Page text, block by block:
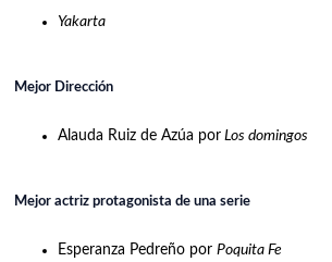
Yakarta
Mejor Dirección
Alauda Ruiz de Azúa por Los domingos
Mejor actriz protagonista de una serie
Esperanza Pedreño porPoquita Fe